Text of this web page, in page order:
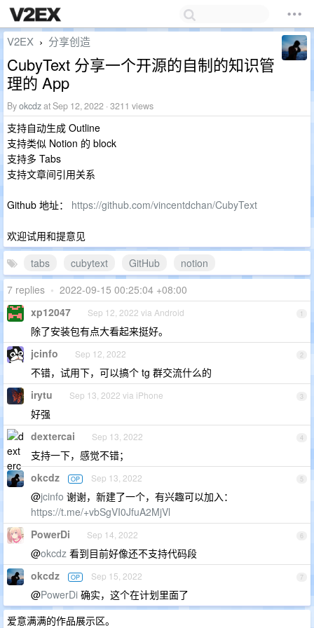
V2EX › 分享创造
CubyText 分享一个开源的自制的知识管
理的 App
Byokcdzat Sep 12, 2022 · 3211 views
支持自动生成 Outline
支持类似 Notion 的 block
支持多 Tabs
支持文章间引用关系
Github 地址： https://github.com/vincentdchan/CubyText
欢迎试用和提意见
tabs
cubytext GitHub
notion
7 replies • 2022-09-15 00:25:04 +08:00
1
xp12047 Sep 12, 2022 via Android
除了安装包有点大看起来挺好。
2
jcinfo Sep 12, 2022
不错，试用下，可以搞个 tg 群交流什么的
3
irytu Sep 13, 2022 via iPhone
好强
4
dextercai Sep 13, 2022
支持一下，感觉不错；
5
okcdz OP Sep 13, 2022
@jcinfo 谢谢，新建了一个，有兴趣可以加入：
https://t.me/+vbSgVI0JfuA2MjVl
6
PowerDi Sep 14, 2022
@okcdz 看到目前好像还不支持代码段
7
okcdz OP Sep 15, 2022
@PowerDi 确实，这个在计划里面了
爱意满满的作品展示区。